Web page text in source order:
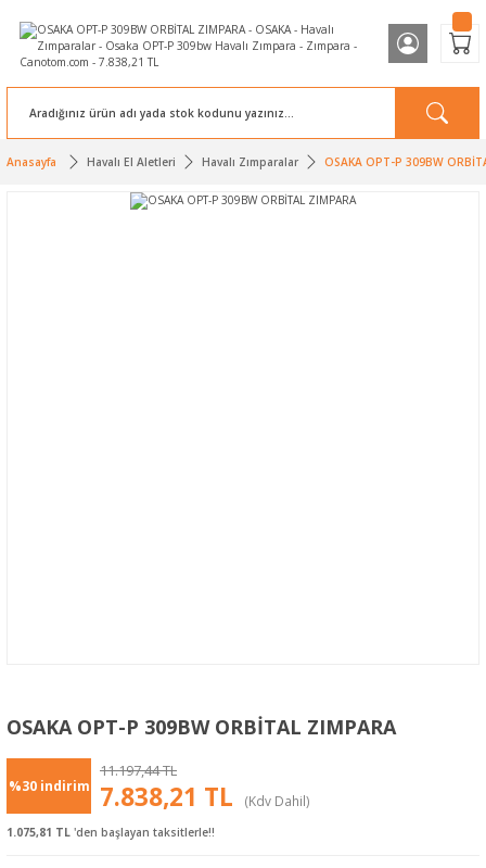
Anasayfa Havalı El Aletleri Havalı Zımparalar OSAKA OPT-P 309BW
OSAKA OPT-P 309BW ORBİTAL ZIMPARA
%30 indirim
11.197,44 TL
7.838,21 TL (Kdv Dahil)
1.075,81 TL 'den başlayan taksitlerle!!